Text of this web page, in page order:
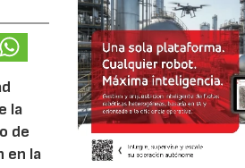
la
de
en la